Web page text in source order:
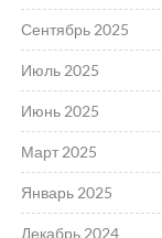
Сентябрь 2025
Июль 2025
Июнь 2025
Март 2025
Январь 2025
Декабрь 2024